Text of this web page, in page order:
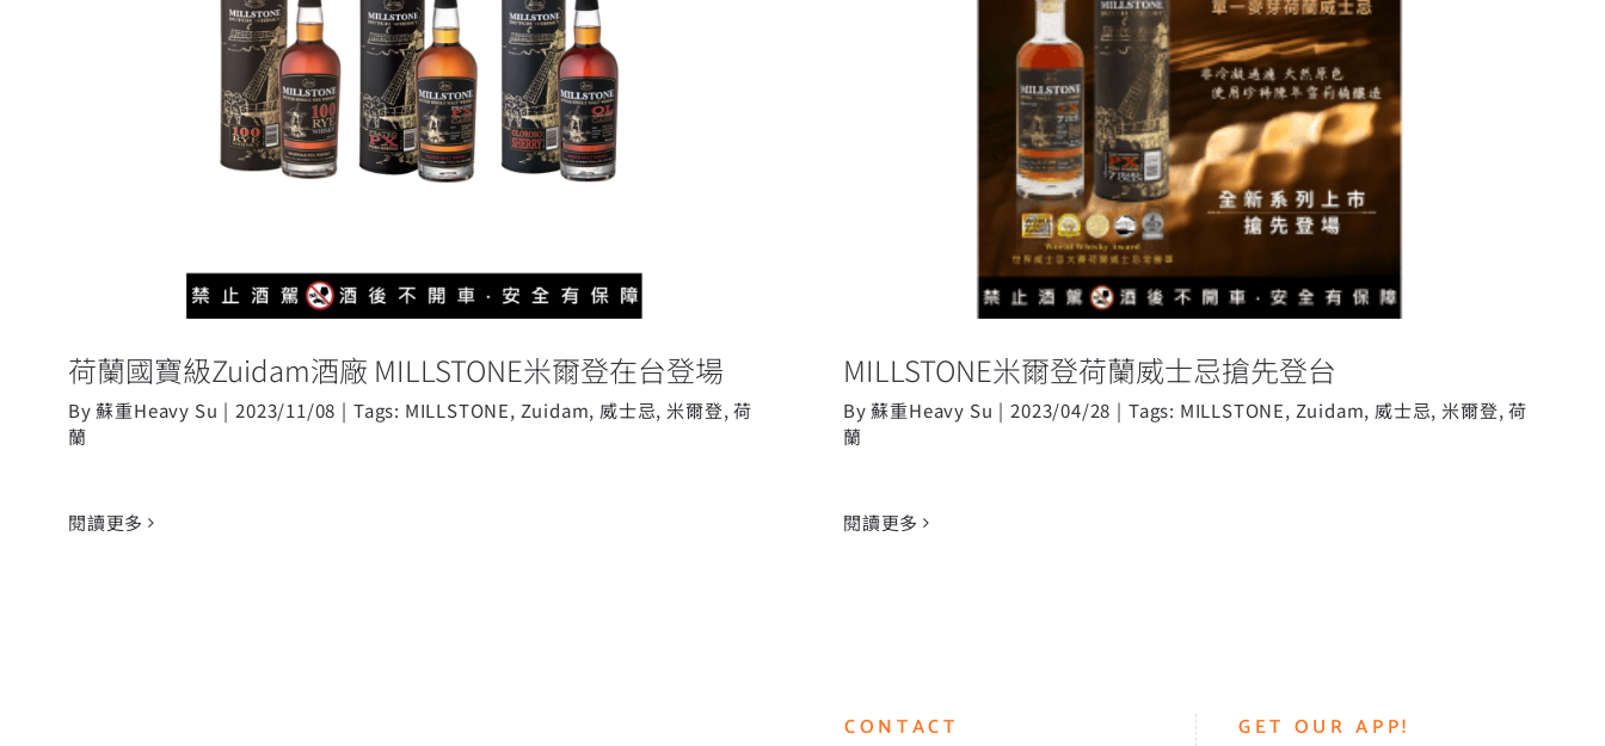
荷蘭國寶級Zuidam酒廠 MILLSTONE米爾登在台登
場
荷蘭國寶級Zuidam酒廠 MILLSTONE米爾登在台登場
By蘇重Heavy Su | 2023/11/08 | Tags: MILLSTONE, Zuidam, 威士忌, 米爾登,荷
蘭
閱讀更多
MILLSTONE米爾登荷蘭威士忌搶先登台
MILLSTONE米爾登荷蘭威士忌搶先登台
By蘇重Heavy Su | 2023/04/28 | Tags: MILLSTONE, Zuidam, 威士忌, 米爾登,荷
蘭
閱讀更多
CONTACT GET OUR APP!